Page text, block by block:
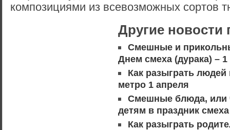
композициями из всевозможных сортов
Другие новости
Смешные и
Днем смеха (дурака) – 1
Как разыграть
метро 1 апреля
Смешные блюда, или
детям в праздник
Как разыграть